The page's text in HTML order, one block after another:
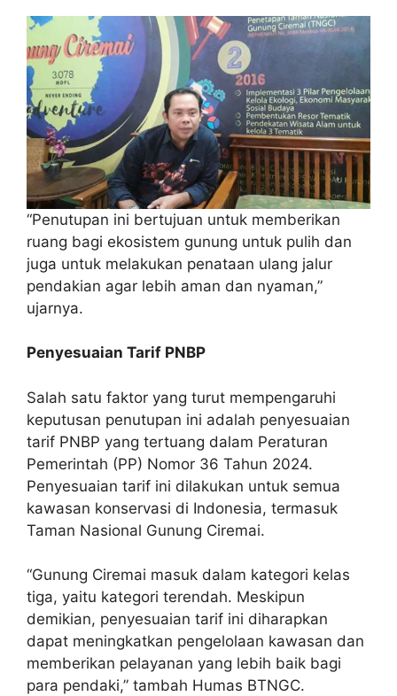
“Penutupan ini bertujuan untuk memberikan
ruang bagi ekosistem gunung untuk pulih dan
juga untuk melakukan penataan ulang jalur
pendakian agar lebih aman dan nyaman,”
ujarnya.
Penyesuaian Tarif PNBP
Salah satu faktor yang turut mempengaruhi
keputusan penutupan ini adalah penyesuaian
tarif PNBP yang tertuang dalam Peraturan
Pemerintah (PP) Nomor 36 Tahun 2024.
Penyesuaian tarif ini dilakukan untuk semua
kawasan konservasi di Indonesia, termasuk
Taman Nasional Gunung Ciremai.
“Gunung Ciremai masuk dalam kategori kelas
tiga, yaitu kategori terendah. Meskipun
demikian, penyesuaian tarif ini diharapkan
dapat meningkatkan pengelolaan kawasan dan
memberikan pelayanan yang lebih baik bagi
para pendaki,” tambah Humas BTNGC.